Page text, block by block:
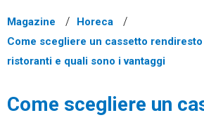
Magazine
Horeca
Come scegliere un cassetto
ristoranti e quali sono i vantaggi
Come scegliere un